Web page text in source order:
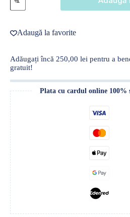
Chilot
bumbac,
Adaugă la favorite
Adăugați încă 250,00 lei pentru a
gratuit!
Plata cu cardul online 100%